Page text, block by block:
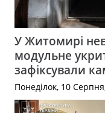
У Житомирі
модульне
зафіксували
Понеділок, 10